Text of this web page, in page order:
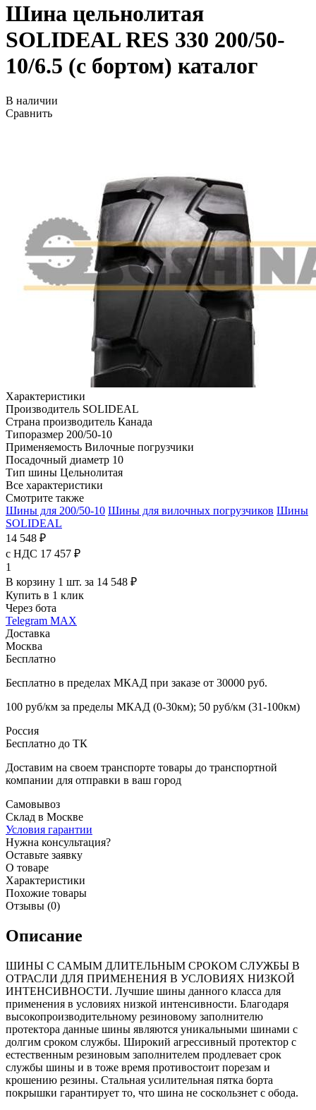
Шина цельнолитая
SOLIDEAL RES 330 200/50-
10/6.5 (с бортом) каталог
В наличии
Сравнить
Характеристики
Производитель SOLIDEAL
Страна производитель Канада
Типоразмер 200/50-10
Применяемость Вилочные погрузчики
Посадочный диаметр 10
Тип шины Цельнолитая
Все характеристики
Смотрите также
Шины для 200/50-10 Шины для вилочных погрузчиков Шины
SOLIDEAL
14 548 ₽
с НДС 17 457 ₽
1
В корзину 1 шт. за 14 548 ₽
Купить в 1 клик
Через бота
Telegram MAX
Доставка
Москва
Бесплатно
Бесплатно в пределах МКАД при заказе от 30000 руб.
100 руб/км за пределы МКАД (0-30км); 50 руб/км (31-100км)
Россия
Бесплатно до ТК
Доставим на своем транспорте товары до транспортной
компании для отправки в ваш город
Самовывоз
Склад в Москве
Условия гарантии
Нужна консультация?
Оставьте заявку
О товаре
Характеристики
Похожие товары
Отзывы (0)
Описание
ШИНЫ С САМЫМ ДЛИТЕЛЬНЫМ СРОКОМ СЛУЖБЫ В
ОТРАСЛИ ДЛЯ ПРИМЕНЕНИЯ В УСЛОВИЯХ НИЗКОЙ
ИНТЕНСИВНОСТИ. Лучшие шины данного класса для
применения в условиях низкой интенсивности. Благодаря
высокопроизводительному резиновому заполнителю
протектора данные шины являются уникальными шинами с
долгим сроком службы. Широкий агрессивный протектор с
естественным резиновым заполнителем продлевает срок
службы шины и в тоже время противостоит порезам и
крошению резины. Стальная усилительная пятка борта
покрышки гарантирует то, что шина не соскользнет с обода.